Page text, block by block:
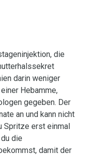
die
darin weniger
Hebamme,
gegeben. Der
an und kann nicht
Spritze erst einmal
die
damit der